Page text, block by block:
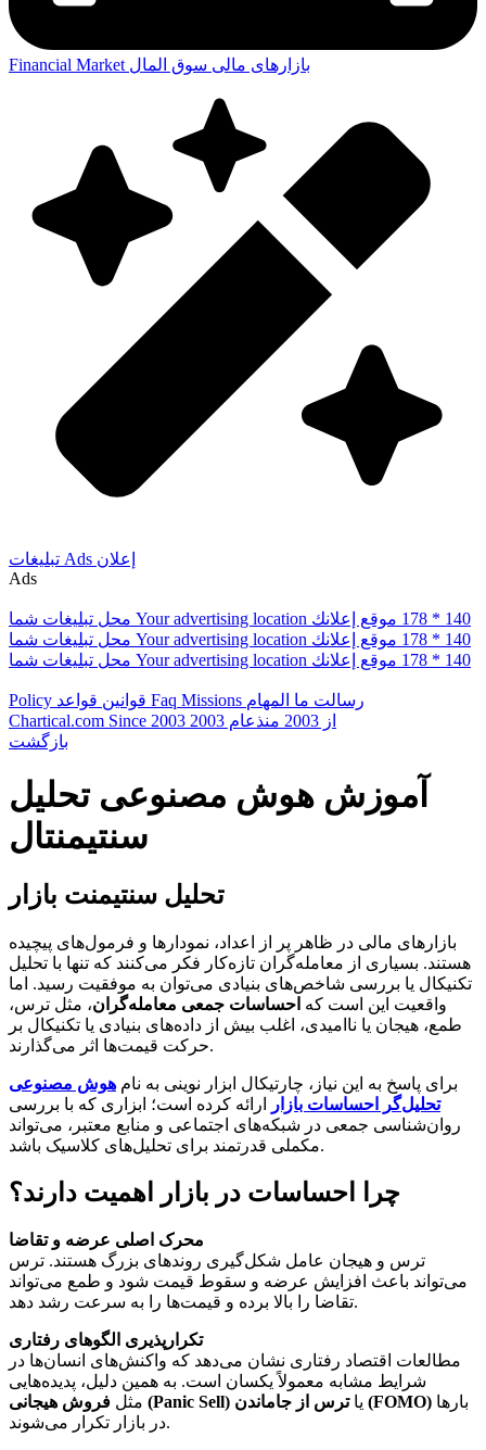
Financial Market بازارهای مالی سوق المال
تبلیغات Ads إعلان
Ads
محل تبلیغات شما Your advertising location موقع إعلانك 178 * 140
محل تبلیغات شما Your advertising location موقع إعلانك 178 * 140
محل تبلیغات شما Your advertising location موقع إعلانك 178 * 140
Policy قوانین قواعد Faq Missions رسالت ما المهام
Chartical.com Since 2003 از 2003
منذعام 2003
بازگشت
آموزش هوش مصنوعی تحلیل
سنتیمنتال
تحلیل سنتیمنت بازار
بازارهای مالی در ظاهر پر از اعداد، نمودارها و فرمول‌های پیچیده
هستند. بسیاری از معامله‌گران تازه‌کار فکر می‌کنند که تنها با تحلیل
تکنیکال یا بررسی شاخص‌های بنیادی می‌توان به موفقیت رسید. اما
واقعیت این است که احساسات جمعی معامله‌گران، مثل ترس،
طمع، هیجان یا ناامیدی، اغلب بیش از داده‌های بنیادی یا تکنیکال بر
حرکت قیمت‌ها اثر می‌گذارند.
برای پاسخ به این نیاز، چارتیکال ابزار نوینی به نام هوش مصنوعی
تحلیل‌گر احساسات بازار
ارائه کرده است؛ ابزاری که با بررسی
روان‌شناسی جمعی در شبکه‌های اجتماعی و منابع معتبر، می‌تواند
مکملی قدرتمند برای تحلیل‌های کلاسیک باشد.
چرا احساسات در بازار اهمیت دارند؟
محرک اصلی عرضه و تقاضا
ترس و هیجان عامل شکل‌گیری روندهای بزرگ هستند. ترس
می‌تواند باعث افزایش عرضه و سقوط قیمت شود و طمع می‌تواند
تقاضا را بالا برده و قیمت‌ها را به سرعت رشد دهد.
تکرارپذیری الگوهای رفتاری
مطالعات اقتصاد رفتاری نشان می‌دهد که واکنش‌های انسان‌ها در
شرایط مشابه معمولاً یکسان است. به همین دلیل، پدیده‌هایی
مثل فروش هیجانی (Panic Sell) یا ترس از جاماندن (FOMO)
در بازار تکرار می‌شوند.